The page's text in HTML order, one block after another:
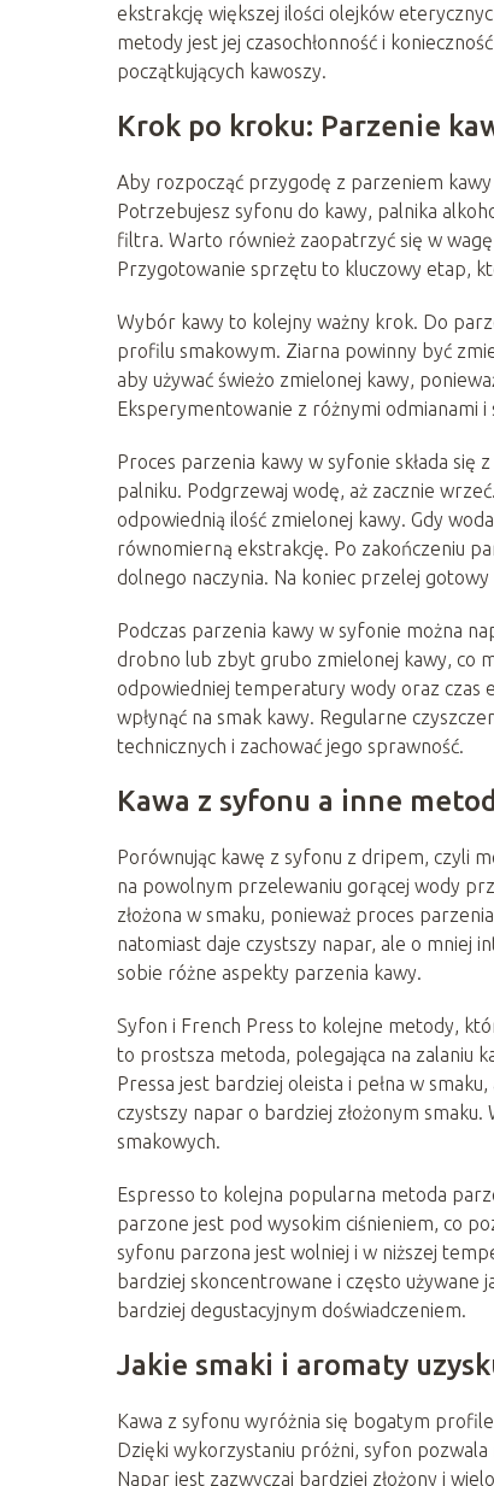
ekstrakcję większej ilości olejków
metody jest jej czasochłonność i
początkujących kawoszy.
Krok po kroku: Parzenie
Aby rozpocząć przygodę z parzeniem
Potrzebujesz syfonu do kawy, palnika
filtra. Warto również zaopatrzyć się w
Przygotowanie sprzętu to kluczowy etap,
Wybór kawy to kolejny ważny krok. Do
profilu smakowym. Ziarna powinny być
aby używać świeżo zmielonej kawy,
Eksperymentowanie z różnymi odmianami
Proces parzenia kawy w syfonie składa się
palniku. Podgrzewaj wodę, aż zacznie
odpowiednią ilość zmielonej kawy. Gdy
równomierną ekstrakcję. Po zakończeniu
dolnego naczynia. Na koniec przelej
Podczas parzenia kawy w syfonie można
drobno lub zbyt grubo zmielonej kawy, co
odpowiedniej temperatury wody oraz czas
wpłynąć na smak kawy. Regularne
technicznych i zachować jego sprawność.
Kawa z syfonu a inne
Porównując kawę z syfonu z dripem, czyli
na powolnym przelewaniu gorącej wody
złożona w smaku, ponieważ proces
natomiast daje czystszy napar, ale o mniej
sobie różne aspekty parzenia kawy.
Syfon i French Press to kolejne metody,
to prostsza metoda, polegająca na zalaniu
Pressa jest bardziej oleista i pełna w
czystszy napar o bardziej złożonym
smakowych.
Espresso to kolejna popularna metoda
parzone jest pod wysokim ciśnieniem, co
syfonu parzona jest wolniej i w niższej
bardziej skoncentrowane i często używane
bardziej degustacyjnym doświadczeniem.
Jakie smaki i aromaty
Kawa z syfonu wyróżnia się bogatym
Dzięki wykorzystaniu próżni, syfon
Napar jest zazwyczaj bardziej złożony i